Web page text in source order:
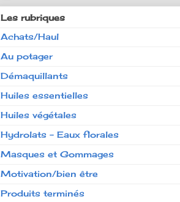
Les rubriques
Achats/Haul
Au potager
Démaquillants
Huiles essentielles
Huiles végétales
Hydrolats - Eaux florales
Masques et Gommages
Motivation/bien être
Produits terminés